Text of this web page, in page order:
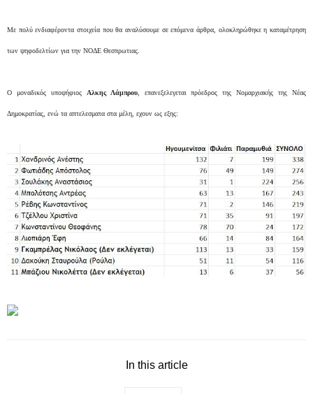
Με πολύ ενδιαφέροντα στοιχεία που θα αναλύσουμε σε επόμενα άρθρα, ολοκληρώθηκε η καταμέτρηση
των ψηφοδελτίων για την ΝΟΔΕ Θεσπρωτιας.
Ο μοναδικός υποψήφιος Αλκης Λάμπρου, επανεξελεγεται πρόεδρος της Νομαρχιακής της Νέας
Δημοκρατίας, ενώ τα απτελεσματα στα μέλη, εχουν ως εξης:
In this article